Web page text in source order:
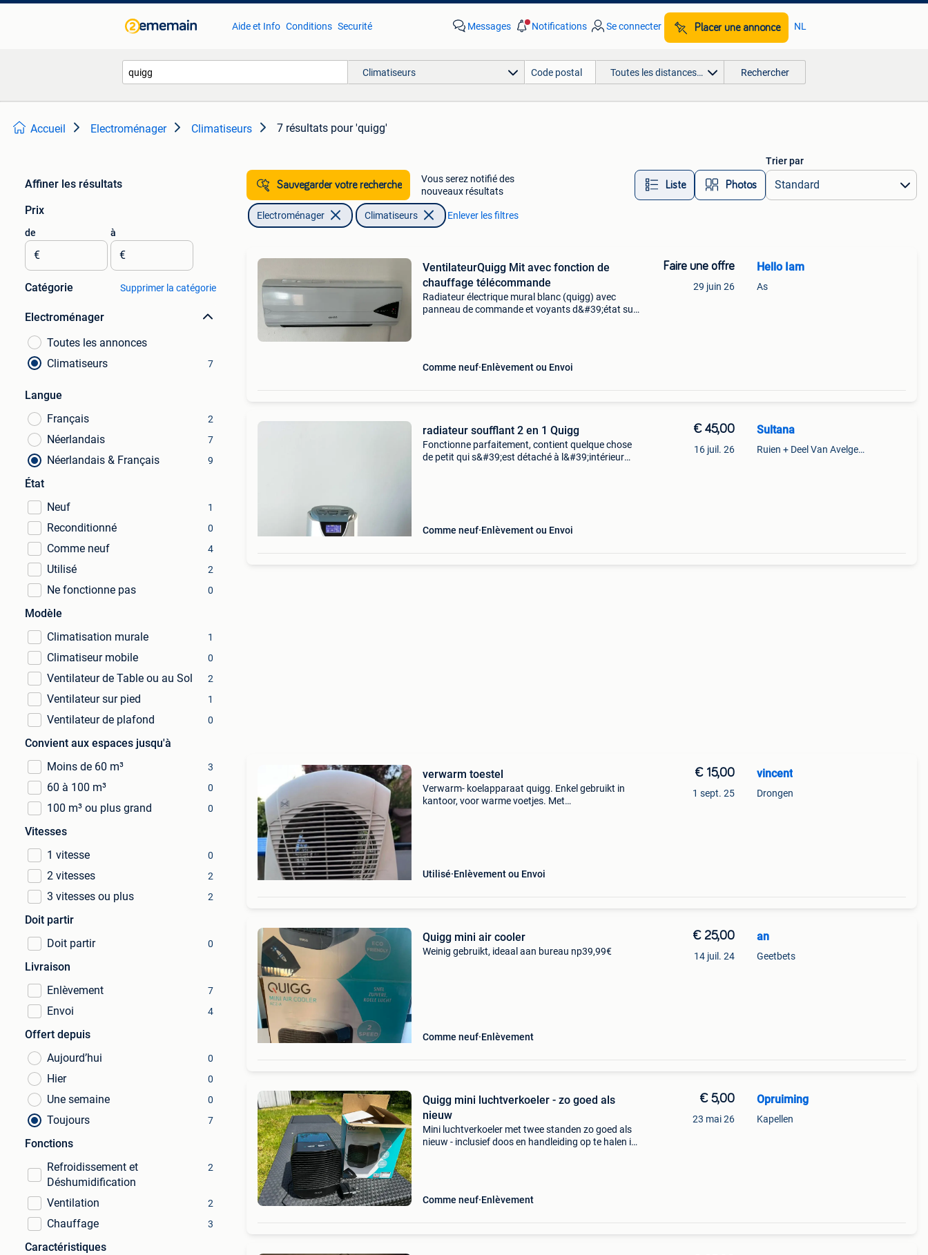
Aide et Info Conditions Securité Messages Notifications Se connecter Placer une annonce NL
Climatiseurs Toutes les distances… Rechercher
Accueil Electroménager Climatiseurs 7 résultats pour 'quigg'
Affiner les résultats
Prix
de
€
à
€
Catégorie Supprimer la catégorie
Electroménager
Toutes les annonces
Climatiseurs
7
Langue
Français
2
Néerlandais 7
Néerlandais & Français 9
État
Neuf
1
Reconditionné 0
Comme neuf 4
Utilisé 2
Ne fonctionne pas 0
Modèle
Climatisation murale
1
Climatiseur mobile 0
Ventilateur de Table ou au Sol 2
Ventilateur sur pied 1
Ventilateur de plafond 0
Convient aux espaces jusqu'à
Moins de 60 m³
3
60 à 100 m³ 0
100 m³ ou plus grand 0
Vitesses
1 vitesse
0
2 vitesses 2
3 vitesses ou plus 2
Doit partir
Doit partir
0
Livraison
Enlèvement
7
Envoi 4
Offert depuis
Aujourd’hui
0
Hier 0
Une semaine 0
Toujours 7
Fonctions
Refroidissement et
Déshumidification
2
Ventilation 2
Chauffage 3
Caractéristiques
Sauvegarder votre recherche
Vous serez notifié des
nouveaux résultats
Liste Photos
Trier par
Electroménager Climatiseurs Enlever les filtres
VentilateurQuigg Mit avec fonction de
chauffage télécommande
Radiateur électrique mural blanc (quigg) avec
panneau de commande et voyants d&#39;état sur
Comme neuf Enlèvement ou Envoi
Faire une offre
29 juin 26
Hello Iam
As
radiateur soufflant 2 en 1 Quigg
Fonctionne parfaitement, contient quelque chose
de petit qui s&#39;est détaché à l&#39;intérieur
Comme neuf Enlèvement ou Envoi
€ 45,00
16 juil. 26
Sultana
Ruien + Deel Van Avelgem En Waarmaarde
verwarm toestel
Verwarm- koelapparaat quigg. Enkel gebruikt in
kantoor, voor warme voetjes. Met
Utilisé Enlèvement ou Envoi
€ 15,00
1 sept. 25
vincent
Drongen
Quigg mini air cooler
Weinig gebruikt, ideaal aan bureau np39,99€
Comme neuf Enlèvement
€ 25,00
14 juil. 24
an
Geetbets
Quigg mini luchtverkoeler - zo goed als
nieuw
Mini luchtverkoeler met twee standen zo goed als
nieuw - inclusief doos en handleiding op te halen in
Comme neuf Enlèvement
€ 5,00
23 mai 26
Opruiming
Kapellen